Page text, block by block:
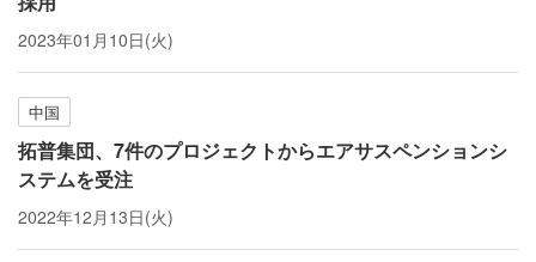
2023年01月10日(火)
中国
拓普集団、7件のプロジェクトからエアサスペンションシ
ステムを受注
2022年12月13日(火)